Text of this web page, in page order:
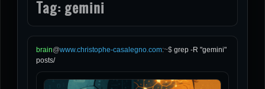
Tag: gemini
brain@www.christophe-casalegno.com:~$ grep -R "gemini"
posts/